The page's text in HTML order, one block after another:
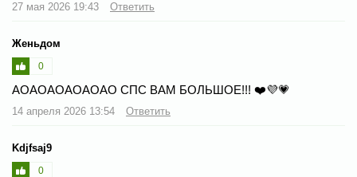
27 мая 2026 19:43 Ответить
Женьдом
0
АОАОАОАОАОАО СПС ВАМ БОЛЬШОЕ!!! ❤️💜💗
14 апреля 2026 13:54 Ответить
Kdjfsaj9
0